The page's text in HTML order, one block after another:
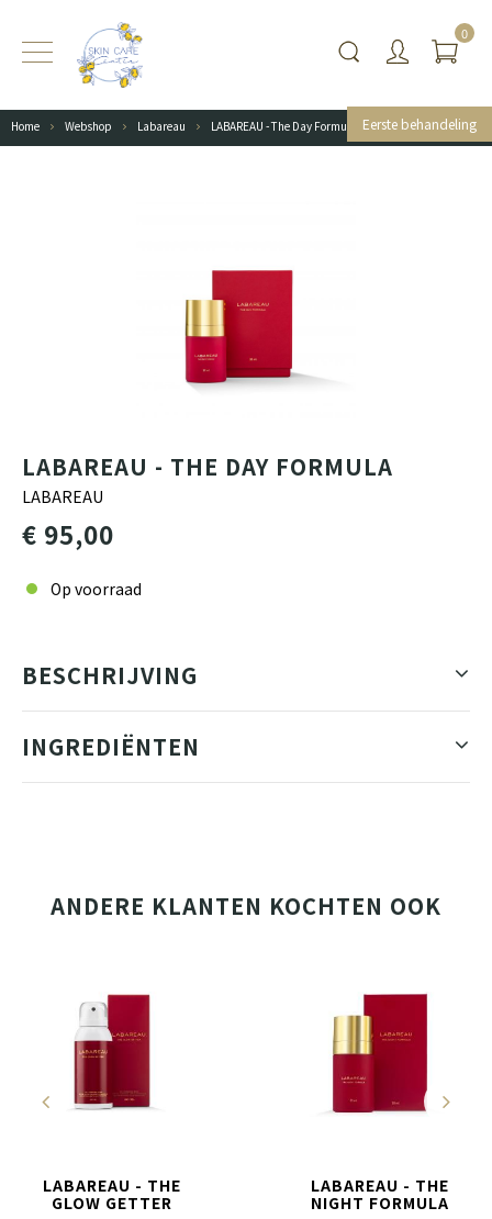
Eerste behandeling
0
Home Webshop Labareau LABAREAU - The Day Formula
LABAREAU - THE DAY FORMULA
LABAREAU
€ 95,00
Op voorraad
BESCHRIJVING
INGREDIËNTEN
ANDERE KLANTEN KOCHTEN OOK
LABAREAU - THE
GLOW GETTER
LABAREAU - THE
NIGHT FORMULA